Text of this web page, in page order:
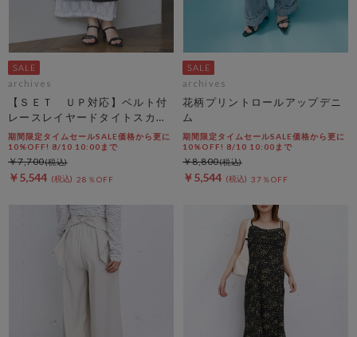
archives
【ＳＥＴ ＵＰ対応】ベルト付
レースレイヤードタイトスカー
ト
期間限定タイムセールSALE価格から更に
10%OFF! 8/10 10:00まで
￥5,544 28％OFF
￥7,700
archives
花柄プリントロールアップデニ
ム
期間限定タイムセールSALE価格から更に
10%OFF! 8/10 10:00まで
￥5,544 37％OFF
￥8,800